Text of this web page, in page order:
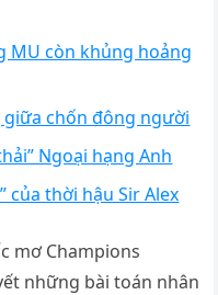
MU còn khủng hoảng
giữa chốn đông người
Ngoại hạng Anh
của thời hậu Sir Alex
mơ Champions
những bài toán nhân